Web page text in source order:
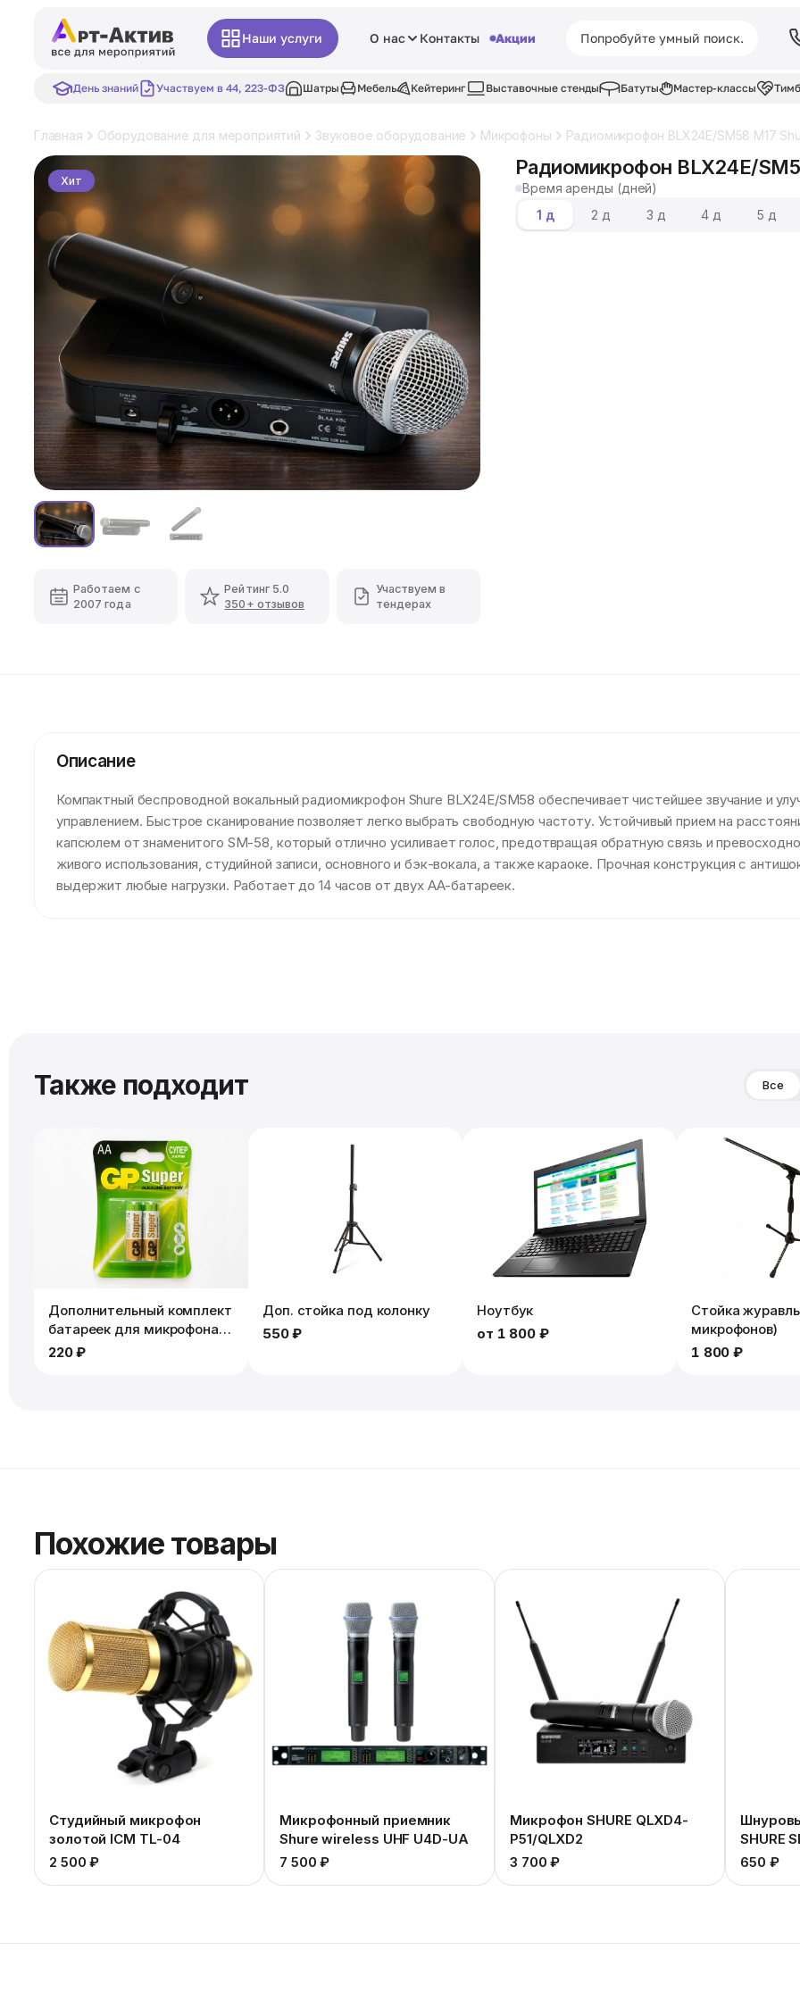
Наши услуги О нас Контакты Акции
День знаний Участвуем в 44, 223-ФЗ Шатры Мебель Кейтеринг Выставочные стенды Батуты Мастер-классы
Главная Оборудование для мероприятий Звуковое оборудование Микрофоны Радиомикрофон BLX24E/SM58 M17
Хит
Работаем с
2007 года
Рейтинг 5.0
350+ отзывов
Участвуем в
тендерах
Радиомикрофон BLX24E/
Время аренды (дней)
1 д
2 д 3 д 4 д 5 д
Описание
Компактный беспроводной вокальный радиомикрофон Shure BLX24E/SM58 обеспечивает чистейшее звучание и
управлением. Быстрое сканирование позволяет легко выбрать свободную частоту. Устойчивый прием на
капсюлем от знаменитого SM-58, который отлично усиливает голос, предотвращая обратную связь и
живого использования, студийной записи, основного и бэк-вокала, а также караоке. Прочная конструкция с
выдержит любые нагрузки. Работает до 14 часов от двух АА-батареек.
Также подходит Все
Дополнительный комплект
батареек для микрофона.
2шт
220 ₽
Доп. стойка под колонку
550 ₽
Ноутбук
от 1 800 ₽
Стойка
микрофонов)
1 800 ₽
Похожие товары
Студийный микрофон
золотой ICM TL-04
2 500 ₽
Микрофонный приемник
Shure wireless UHF U4D-UA
7 500 ₽
Микрофон SHURE QLXD4-
P51/QLXD2
3 700 ₽
SHURE
650 ₽